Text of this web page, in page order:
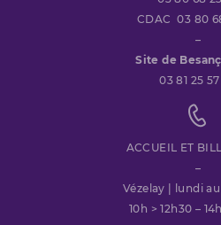
CDAC 03 80
–
Site de
03 81 25
ACCUEIL ET
–
Vézelay | lundi
10h > 12h30 –